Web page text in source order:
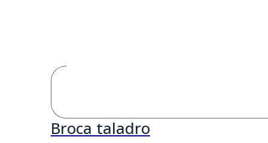
Broca taladro